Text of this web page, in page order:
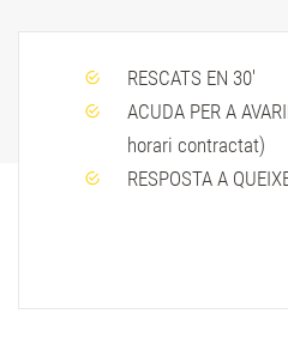
RESCATS EN 30'
ACUDA PER A
horari contractat)
RESPOSTA A